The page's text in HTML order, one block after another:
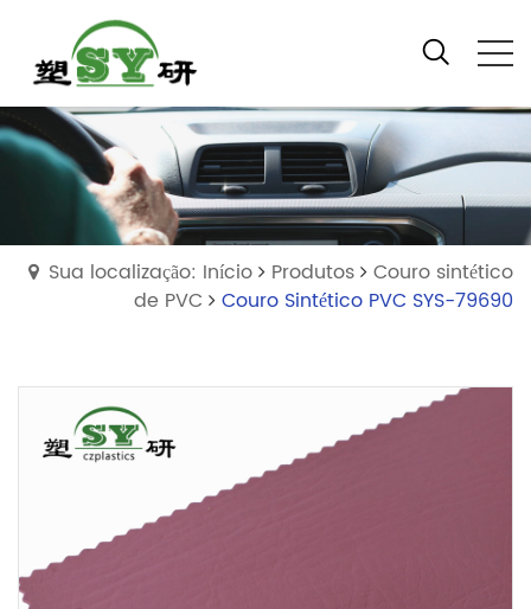
Sua localização: Início Produtos
Couro sintético
de PVC
Couro Sintético PVC SYS-79690